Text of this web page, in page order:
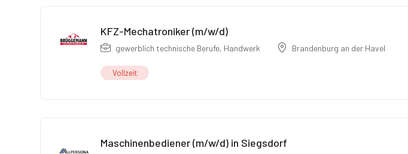
KFZ-Mechatroniker (m/w/d)
gewerblich technische Berufe, Handwerk Brandenburg an der Havel
Vollzeit
Maschinenbediener (m/w/d) in Siegsdorf